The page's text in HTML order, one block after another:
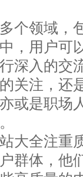
个领域，
，用户可
深入的交
关注，还
或是职场
大全注重
群体，他